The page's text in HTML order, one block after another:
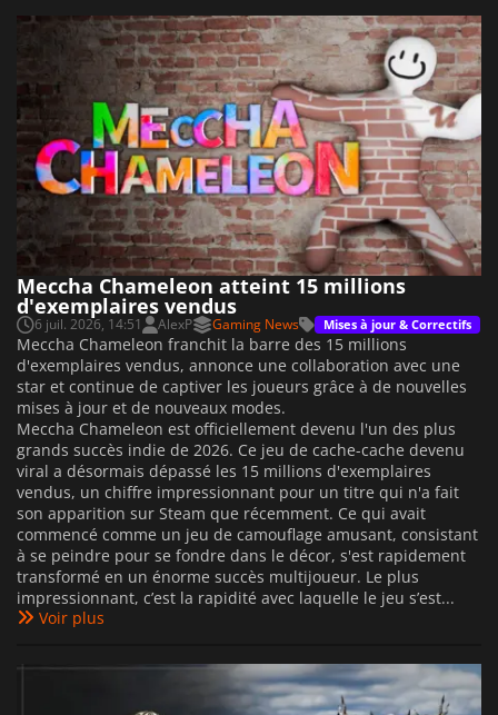
Meccha Chameleon atteint 15 millions
d'exemplaires vendus
6 juil. 2026, 14:51 AlexP Gaming News Mises à jour & Correctifs
Meccha Chameleon franchit la barre des 15 millions
d'exemplaires vendus, annonce une collaboration avec une
star et continue de captiver les joueurs grâce à de nouvelles
mises à jour et de nouveaux modes.
Meccha Chameleon est officiellement devenu l'un des plus
grands succès indie de 2026. Ce jeu de cache-cache devenu
viral a désormais dépassé les 15 millions d'exemplaires
vendus, un chiffre impressionnant pour un titre qui n'a fait
son apparition sur Steam que récemment. Ce qui avait
commencé comme un jeu de camouflage amusant, consistant
à se peindre pour se fondre dans le décor, s'est rapidement
transformé en un énorme succès multijoueur. Le plus
impressionnant, c’est la rapidité avec laquelle le jeu s’est...
Voir plus